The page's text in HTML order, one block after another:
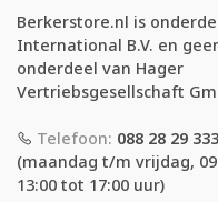
Berkerstore.nl is
International B.V. en
onderdeel van Hager
Vertriebsgesellschaft
Telefoon: 088 28 29 333
(maandag t/m vrijdag,
13:00 tot 17:00 uur)